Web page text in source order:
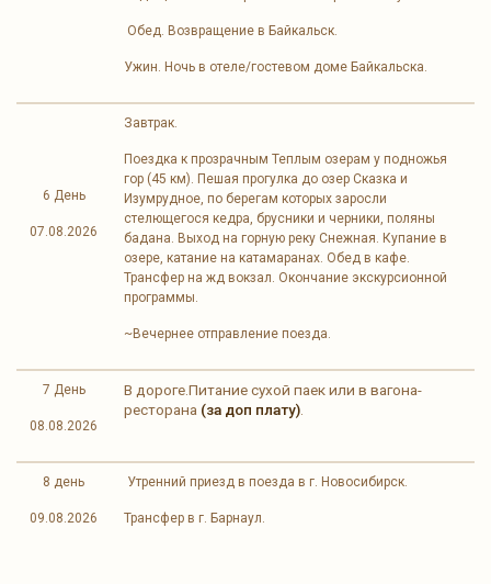
Обед. Возвращение в Байкальск.
Ужин. Ночь в отеле/гостевом доме Байкальска.
6 День
07.08.2026
Завтрак.
Поездка к прозрачным Теплым озерам у подножья
гор (45 км). Пешая прогулка до озер Сказка и
Изумрудное, по берегам которых заросли
стелющегося кедра, брусники и черники, поляны
бадана. Выход на горную реку Снежная. Купание в
озере, катание на катамаранах. Обед в кафе.
Трансфер на жд вокзал. Окончание экскурсионной
программы.
~Вечернее отправление поезда.
7 День
08.08.2026
В дороге.Питание сухой паек или в вагона-
ресторана (за доп плату)
8 день
09.08.2026
Утренний приезд в поезда в г. Новосибирск.
Трансфер в г. Барнаул.